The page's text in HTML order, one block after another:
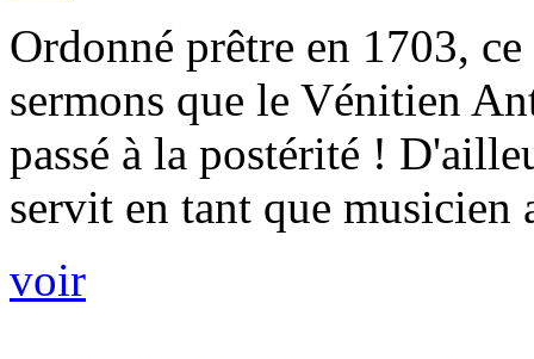
Ordonné prêtre en 1703,
sermons que le Vénitien
passé à la postérité !
servit en tant que musicien
voir